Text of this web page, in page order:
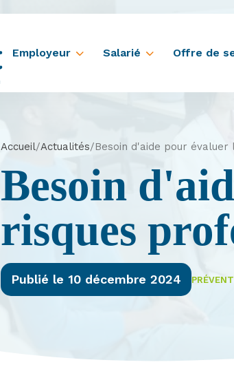
Employeur Salarié Offre de
Accueil/Actualités/Besoin d'aide pour
Besoin
risques
Publié le 10 décembre 2024